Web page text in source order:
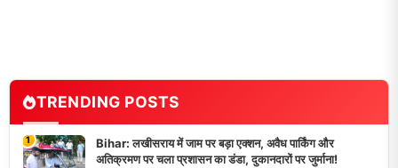
TRENDING POSTS
1
Bihar: लखीसराय में जाम पर बड़ा एक्शन, अवैध पार्किंग और
अतिक्रमण पर चला प्रशासन का डंडा, दुकानदारों पर जुर्माना!